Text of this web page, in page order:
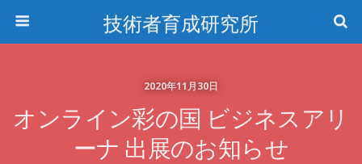
技術者育成研究所
2020年11月30日
オンライン彩の国 ビジネスアリ
ーナ 出展のお知らせ